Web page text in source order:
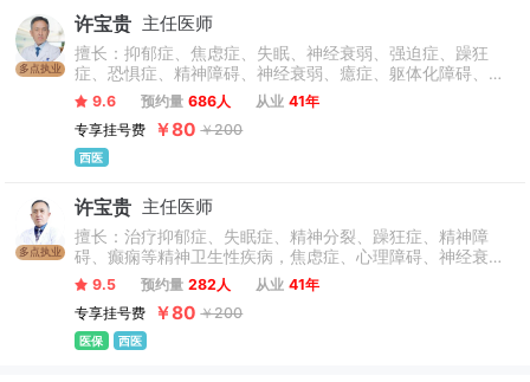
等精神专科医院，为推动我区的精神卫生事业健康可持续发
展，保障“世园会”和“冬奥会”顺利建设和筹办，维护社会和谐稳
定和人民的精神健康保驾护航。
多点执业
许宝贵 主任医师
擅长：抑郁症、焦虑症、失眠、神经衰弱、强迫症、躁狂
症、恐惧症、精神障碍、神经衰弱、癔症、躯体化障碍、幻
听幻觉、植物神经系乱、神经官能症、头晕头痛、青少年儿
童心理咨询、自闭症、儿童焦虑症、青少年叛逆、学习障
碍、自残、青少年厌学、小儿抽动症、注意缺陷多动障碍、
发育迟缓、智力低下、创伤后应激障碍、疑病症、妄想症、
重性疾病的诊断及治疗。
9.6 预约量 686人 从业 41年
专享挂号费
￥80 ￥200
西医
多点执业
许宝贵 主任医师
擅长：治疗抑郁症、失眠症、精神分裂、躁狂症、精神障
碍、癫痫等精神卫生性疾病，焦虑症、心理障碍、神经衰弱
强迫症等。
9.5 预约量 282人 从业 41年
专享挂号费
￥80 ￥200
医保 西医